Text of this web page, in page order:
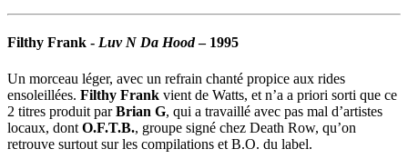
Filthy Frank - Luv N Da Hood– 1995
Un morceau léger, avec un refrain chanté propice aux rides
ensoleillées. Filthy Frank vient de Watts, et n’a a priori sorti que ce
2 titres produit parBrian G, qui a travaillé avec pas mal d’artistes
locaux, dont O.F.T.B., groupe signé chez Death Row, qu’on
retrouve surtout sur les compilations et B.O. du label.